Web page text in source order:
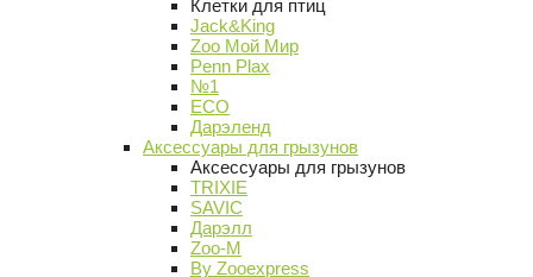
Клетки для птиц
Jack&King
Zoo Мой Мир
Penn Plax
№1
ECO
Дарэленд
Аксессуары для грызунов
Аксессуары для грызунов
TRIXIE
SAVIC
Дарэлл
Zoo-M
By Zooexpress